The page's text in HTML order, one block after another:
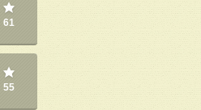
61
55